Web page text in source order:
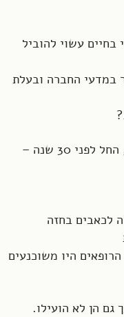
עשוי להוביל
במדעי החברה ובעלת
פרק ב' בחיי המקצועיים, הנטורופתיה, החל לפני 30 שנה –
לכאבים בחזה
היו משוכנעים
גם הן לא הועילו.